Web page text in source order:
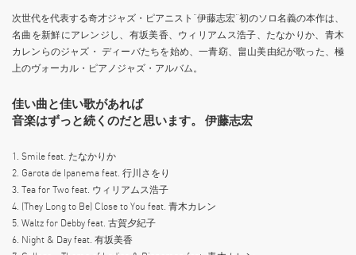
次世代を代表する奇才ジャズ・ピアニスト“伊藤志宏”初のソロ名義の本作は、
名曲を新鮮にアレンジし、有坂美香、ウィリアムス浩子、たなかりか、青木
カレンらのジャズ・ ディーバたちを始め、一青窈、畠山美由紀が歌った、極
上のヴォーカル・ピアノジャズ・アルバム。
佳い曲と佳い歌があれば
音楽はずっと続くのだと思います。 伊藤志宏
1. Smile feat. たなかりか
2. Garota de Ipanema feat. 行川さをり
3. Tea for Two feat. ウィリアムス浩子
4. (They Long to Be) Close to You feat. 青木カレン
5. Waltz for Debby feat. 古賀夕紀子
6. Night & Day feat. 有坂美香